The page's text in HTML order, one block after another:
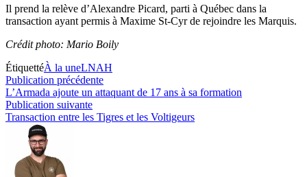
Il prend la relève d’Alexandre Picard, parti à Québec dans la
transaction ayant permis à Maxime St-Cyr de rejoindre les Marquis.
Crédit photo: Mario Boily
ÉtiquettéÀ la uneLNAH
Navigation
de
l’article
Publication précédentePublication
précédente :
L’Armada ajoute un attaquant de 17 ans à sa formation
Publication suivantePublication
suivante :
Transaction entre les Tigres et les Voltigeurs